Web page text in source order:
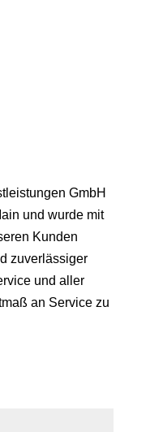
GmbH
und wurde mit
Kunden
zuverlässiger
und aller
an Service zu